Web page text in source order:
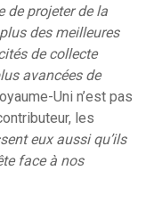
de projeter de la
des meilleures
de collecte
avancées de
Uni n’est pas
les
eux aussi qu’ils
face à nos